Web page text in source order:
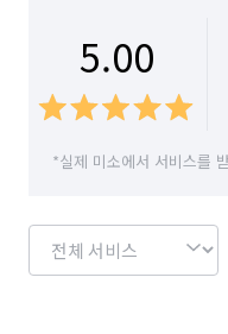
5.00
*실제 미소에서 서비스를